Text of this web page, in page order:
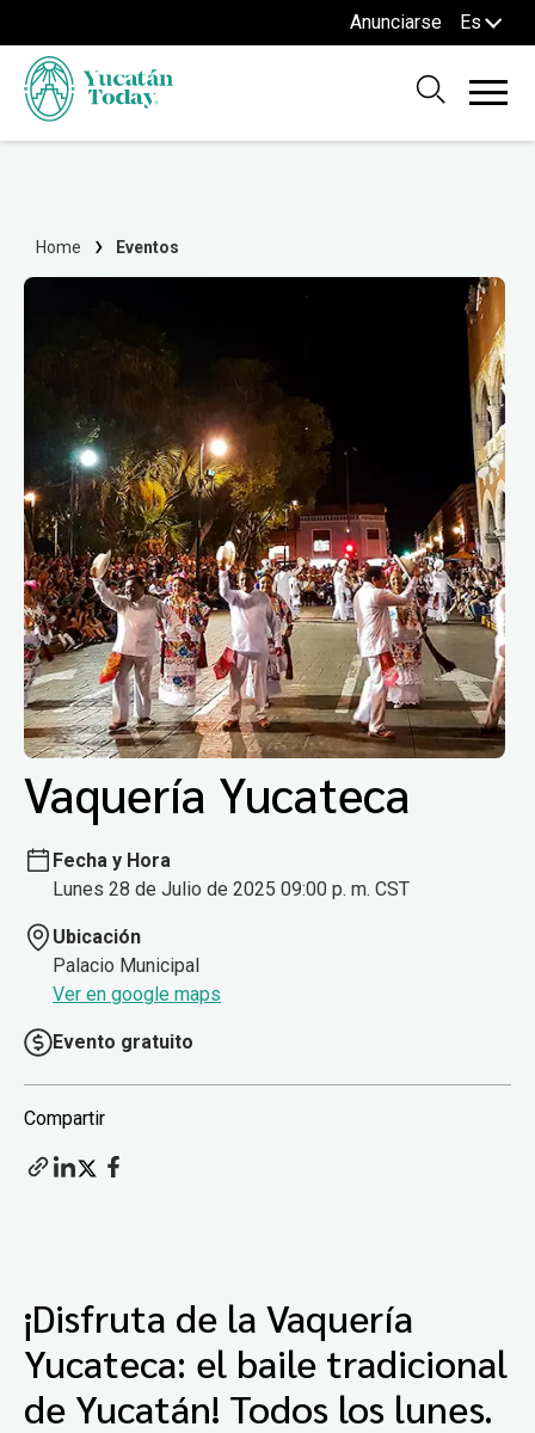
Anunciarse Es
Home Eventos
Vaquería Yucateca
Fecha y Hora
Lunes 28 de Julio de 2025 09:00 p. m. CST
Ubicación
Palacio Municipal
Ver en google maps
Evento gratuito
Compartir
¡Disfruta de la Vaquería
Yucateca: el baile tradicional
de Yucatán! Todos los lunes.